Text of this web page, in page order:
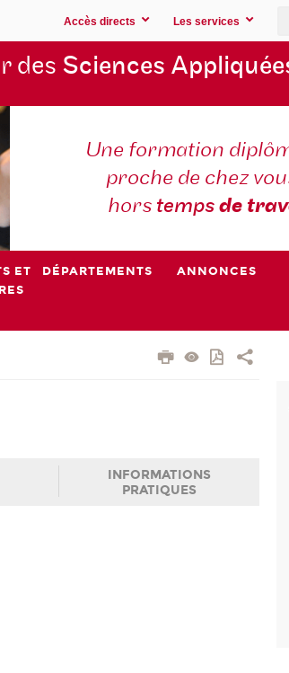
Accès directs Les services
des Sciences
Une formation
proche de chez
hors tempsde trav
ET
DÉPARTEMENTS ANNONCES
INFORMATIONS
PRATIQUES